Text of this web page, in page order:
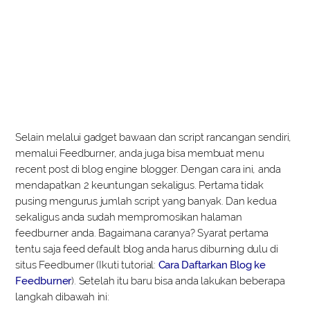
Selain melalui gadget bawaan dan script rancangan sendiri,
memalui Feedburner, anda juga bisa membuat menu
recent post di blog engine blogger. Dengan cara ini, anda
mendapatkan 2 keuntungan sekaligus. Pertama tidak
pusing mengurus jumlah script yang banyak. Dan kedua
sekaligus anda sudah mempromosikan halaman
feedburner anda. Bagaimana caranya? Syarat pertama
tentu saja feed default blog anda harus diburning dulu di
situs Feedburner (Ikuti tutorial: Cara Daftarkan Blog ke
Feedburner). Setelah itu baru bisa anda lakukan beberapa
langkah dibawah ini: